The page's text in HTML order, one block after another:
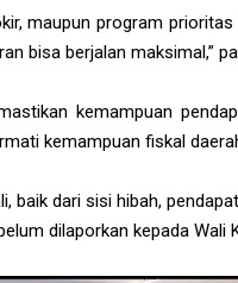
maupun program
bisa berjalan maksimal,”
kemampuan
kemampuan fiskal
baik dari sisi hibah,
dilaporkan kepada Wali